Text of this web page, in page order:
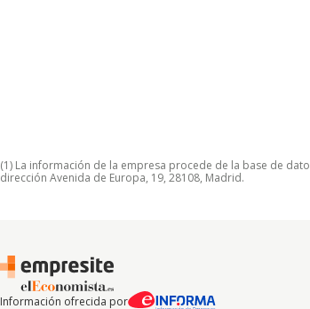
(1) La información de la empresa procede de la base de
dirección Avenida de Europa, 19, 28108, Madrid.
Información ofrecida por